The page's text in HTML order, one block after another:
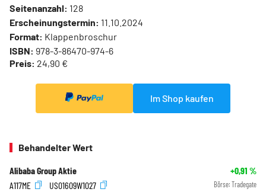
Seitenanzahl: 128
Erscheinungstermin: 11.10.2024
Format: Klappenbroschur
ISBN: 978-3-86470-974-6
Preis: 24,90 €
Im Shop kaufen
Behandelter Wert
Alibaba Group Aktie +0,91 %
A117ME
US01609W1027 Börse: Tradegate